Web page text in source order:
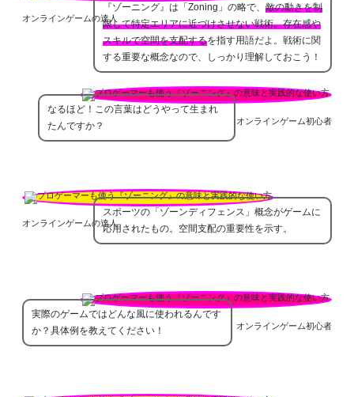
オンラインゲームの達人
『ゾーニング』は「Zoning」の略で、 敵の動きを制
限して特定エリアに近づけさせない戦術。存在感や
スキルで空間を支配するを指す用語だよ。戦術に関
する重要な概念なので、しっかり理解しておこう！
オンラインゲーム初心者
なるほど！この言葉はどうやって生まれ
たんですか？
オンラインゲームの達人
スポーツの「ゾーンディフェンス」概念がゲームに
応用されたもの。空間支配の重要性を示す。
オンラインゲーム初心者
実際のゲームではどんな風に使われるんです
か？具体例を教えてください！